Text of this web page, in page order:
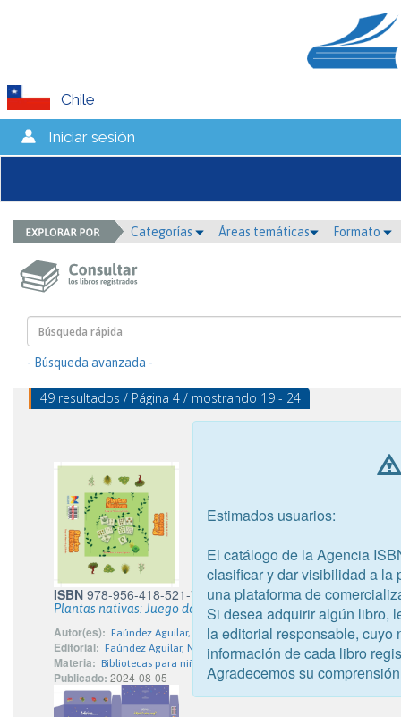
Chile
Iniciar sesión
Categorías Áreas temáticas Formato
- Búsqueda avanzada -
49 resultados / Página 4 / mostrando 19 - 24
ISBN 978-956-418-521-7
Plantas nativas: Juego de memoria y cálculo
Autor(es): Faúndez Aguilar, Nidia
Editorial: Faúndez Aguilar, Nidia
Materia: Bibliotecas para niños
Publicado: 2024-08-05
Estimados usuarios:
El catálogo de la Agencia
clasificar y dar visibilidad a la
una plataforma de
Si desea adquirir algún libro,
la editorial responsable, cuyo
información de cada libro
Agradecemos su